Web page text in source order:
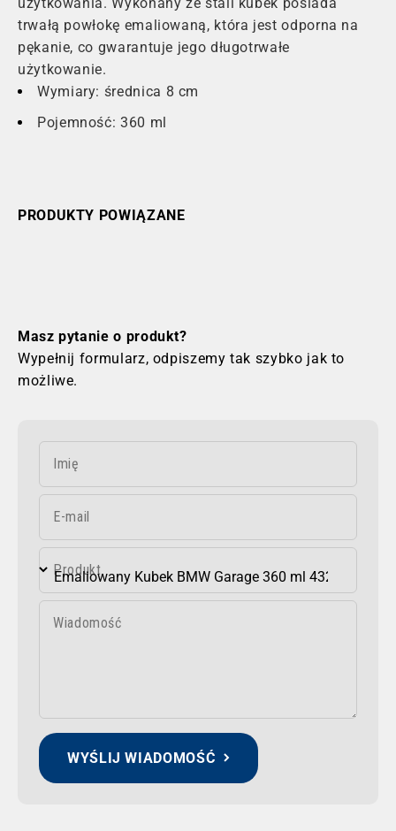
trwałą powłokę emaliowaną, która jest odporna na
pękanie, co gwarantuje jego długotrwałe
użytkowanie.
Wymiary: średnica 8 cm
Pojemność: 360 ml
PRODUKTY POWIĄZANE
Masz pytanie o produkt?
Wypełnij formularz, odpiszemy tak szybko jak to
możliwe.
Imię
E-mail
Produkt
Wiadomość
WYŚLIJ WIADOMOŚĆ